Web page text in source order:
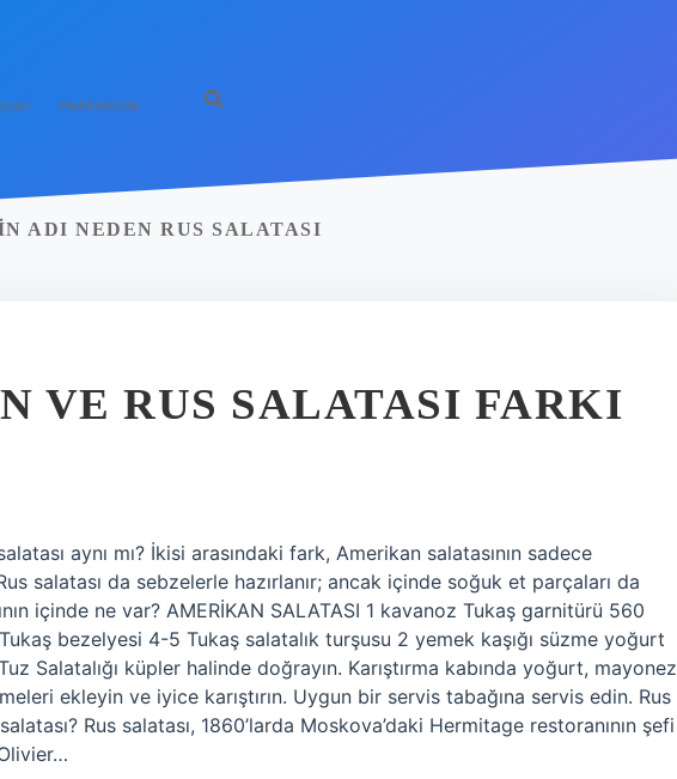
Hakkımızda
ADI NEDEN RUS SALATASI
VE RUS SALATASI FARKI
aynı mı? İkisi arasındaki fark, Amerikan salatasının sadece
salatası da sebzelerle hazırlanır; ancak içinde soğuk et parçaları da
içinde ne var? AMERİKAN SALATASI 1 kavanoz Tukaş garnitürü 560
bezelyesi 4-5 Tukaş salatalık turşusu 2 yemek kaşığı süzme yoğurt
Salatalığı küpler halinde doğrayın. Karıştırma kabında yoğurt, mayonez
ekleyin ve iyice karıştırın. Uygun bir servis tabağına servis edin. Rus
Rus salatası, 1860’larda Moskova’daki Hermitage restoranının şefi